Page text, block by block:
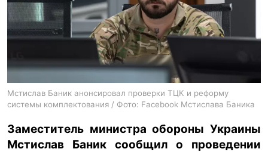
gambling
Мстислав Баник анонсировал проверки ТЦК и реформу
системы комплектования / Фото: Facebook Мстислава Баника
Заместитель министра обороны Украины
Мстислав Баник сообщил о проведении